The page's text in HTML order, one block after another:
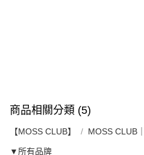
商品相關分類 (5)
【MOSS CLUB】 MOSS CLUB
▼所有品牌